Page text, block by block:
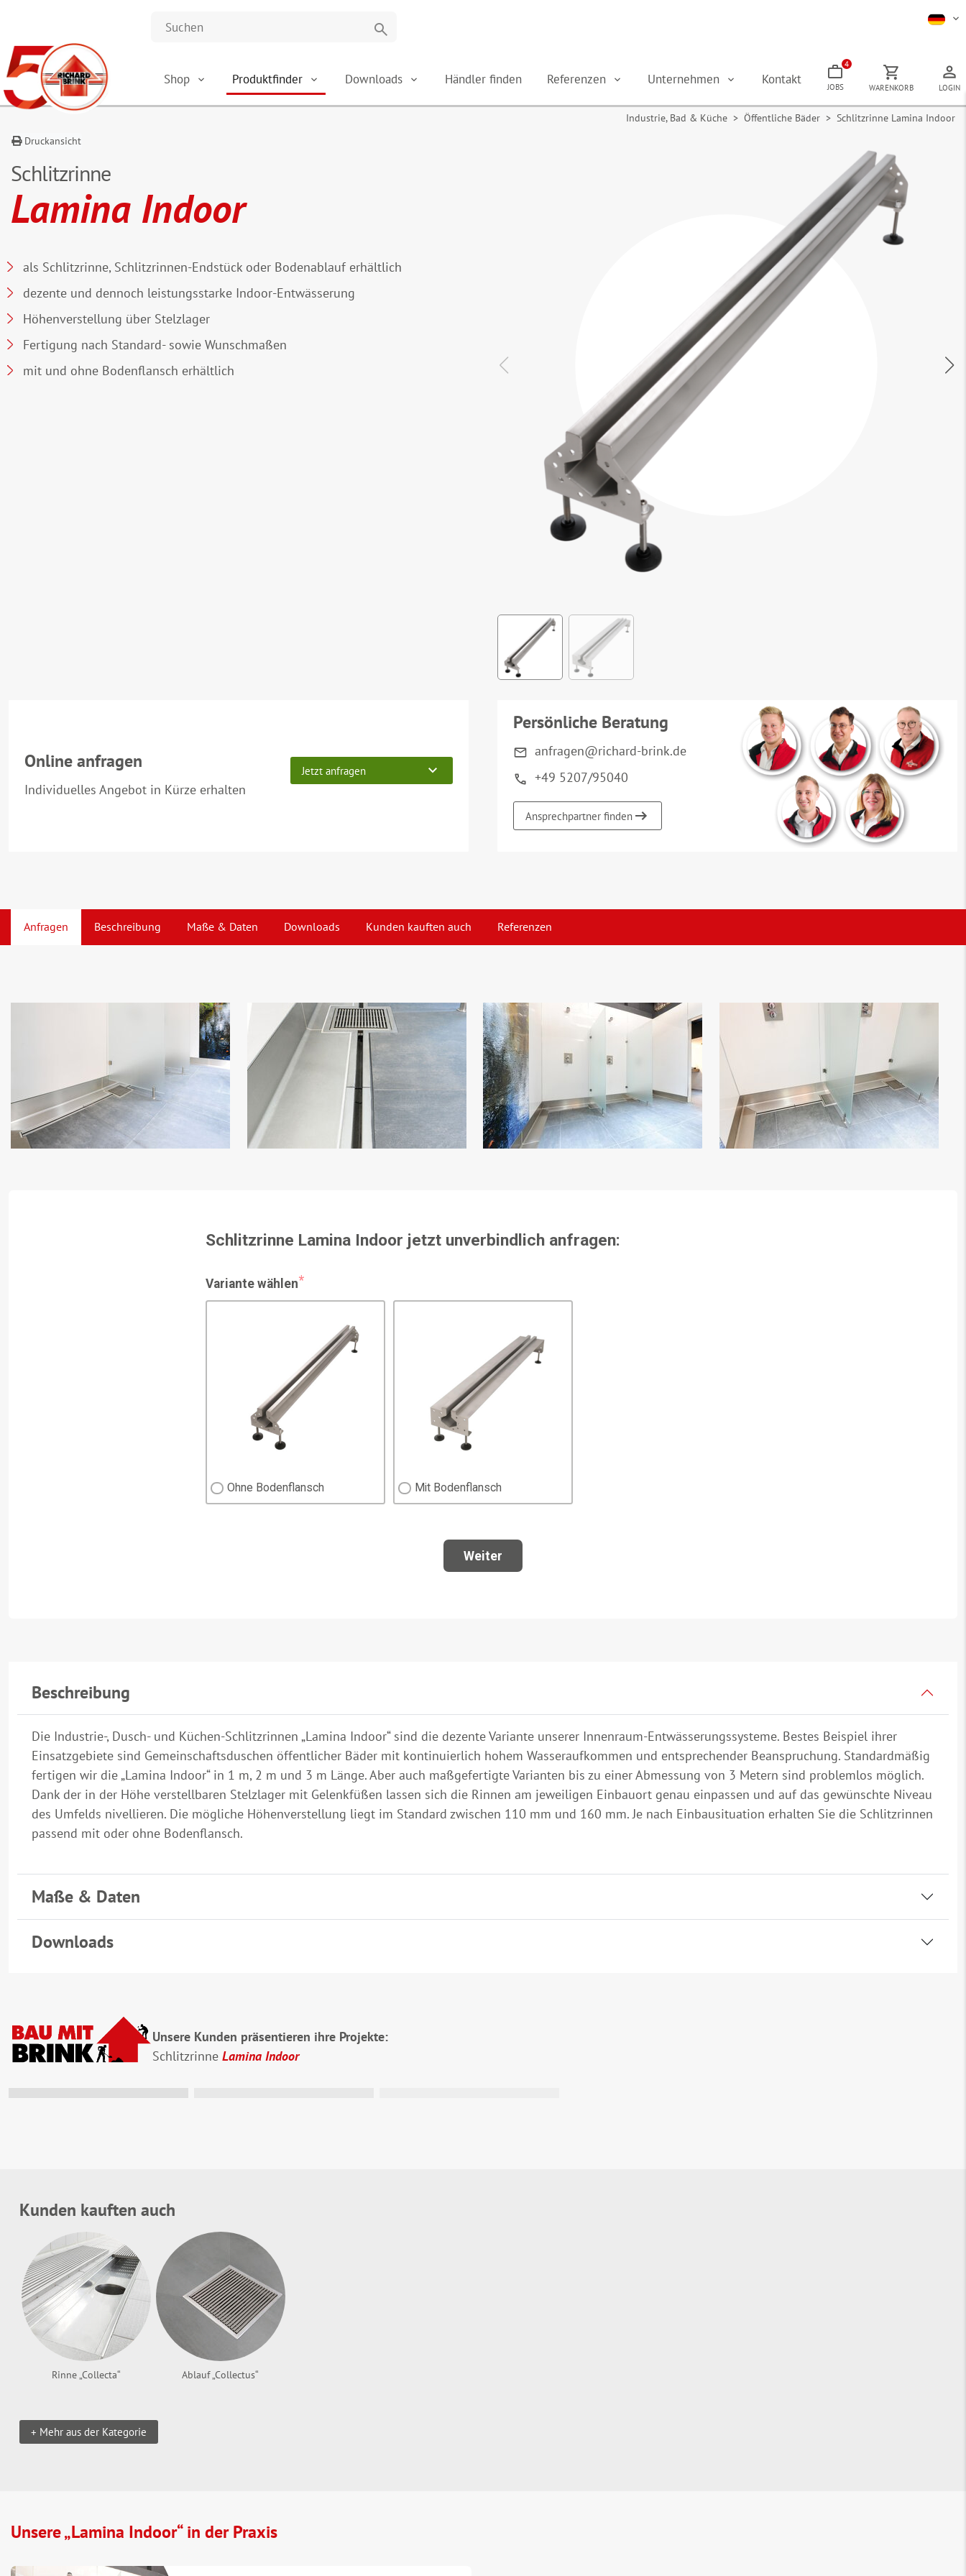
search
Shop Produktfinder Downloads Händler finden Referenzen Unternehmen Kontakt JOBS
4
WARENKORB LOGIN
Industrie, Bad & Küche > Öffentliche Bäder > Schlitzrinne Lamina Indoor
Druckansicht
Schlitzrinne
Lamina Indoor
als Schlitzrinne, Schlitzrinnen-Endstück oder Bodenablauf erhältlich
dezente und dennoch leistungsstarke Indoor-Entwässerung
Höhenverstellung über Stelzlager
Fertigung nach Standard- sowie Wunschmaßen
mit und ohne Bodenflansch erhältlich
Online anfragen
Individuelles Angebot in Kürze erhalten
Jetzt anfragen
Persönliche Beratung
anfragen@richard-brink.de
+49 5207/95040
Ansprechpartner finden
Anfragen Beschreibung Maße & Daten Downloads Kunden kauften auch Referenzen
Beschreibung
Die Industrie-, Dusch- und Küchen-Schlitzrinnen „Lamina Indoor“ sind die dezente Variante unserer Innenraum-Entwässerungssysteme. Bestes Beispiel ihrer
Einsatzgebiete sind Gemeinschaftsduschen öffentlicher Bäder mit kontinuierlich hohem Wasseraufkommen und entsprechender Beanspruchung. Standardmäßig
fertigen wir die „Lamina Indoor“ in 1 m, 2 m und 3 m Länge. Aber auch maßgefertigte Varianten bis zu einer Abmessung von 3 Metern sind problemlos möglich.
Dank der in der Höhe verstellbaren Stelzlager mit Gelenkfüßen lassen sich die Rinnen am jeweiligen Einbauort genau einpassen und auf das gewünschte Niveau
des Umfelds nivellieren. Die mögliche Höhenverstellung liegt im Standard zwischen 110 mm und 160 mm. Je nach Einbausituation erhalten Sie die Schlitzrinnen
passend mit oder ohne Bodenflansch.
Maße & Daten
Downloads
Unsere Kunden präsentieren ihre Projekte:
Schlitzrinne Lamina Indoor
Kunden kauften auch
Rinne „Collecta“ Ablauf „Collectus“
+ Mehr aus der Kategorie
Unsere „Lamina Indoor“ in der Praxis